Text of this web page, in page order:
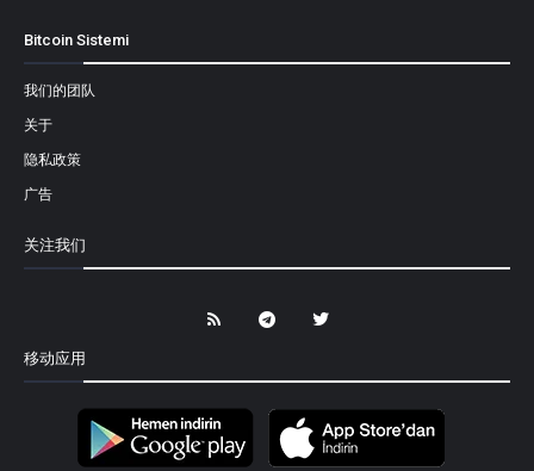
Bitcoin Sistemi
我们的团队
关于
隐私政策
广告
关注我们
移动应用